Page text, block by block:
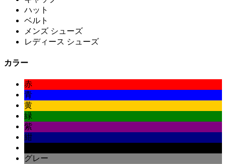
ハット
ベルト
メンズ シューズ
レディース シューズ
カラー
赤
青
黄
緑
紫
紺
グレー